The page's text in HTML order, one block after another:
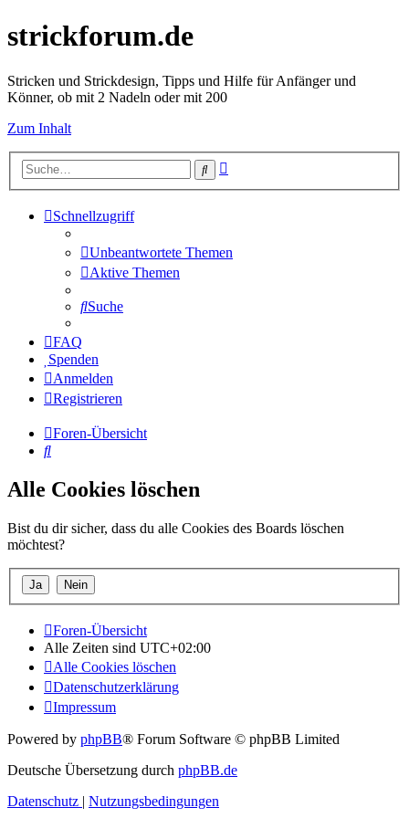
strickforum.de
Stricken und Strickdesign, Tipps und Hilfe für Anfänger und
Könner, ob mit 2 Nadeln oder mit 200
Zum Inhalt
Suche
Schnellzugriff
Unbeantwortete Themen
Aktive Themen
Suche
FAQ
Spenden
Anmelden
Registrieren
Foren-Übersicht
Suche
Alle Cookies löschen
Bist du dir sicher, dass du alle Cookies des Boards löschen
möchtest?
Foren-Übersicht
Alle Zeiten sind UTC+02:00
Alle Cookies löschen
Datenschutzerklärung
Impressum
Powered by phpBB® Forum Software © phpBB Limited
Deutsche Übersetzung durch phpBB.de
Datenschutz | Nutzungsbedingungen